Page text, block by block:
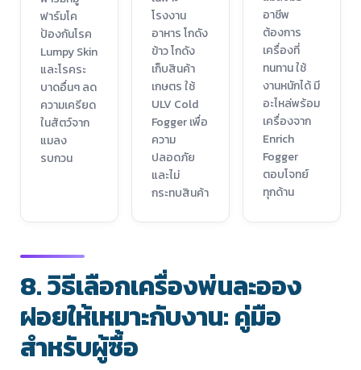
ฟาร์มโค
ป้องกันโรค
Lumpy Skin
และโรคระ
บาดอื่นๆ ลด
ความเครียด
ในสัตว์จาก
แมลง
รบกวน
โรงงาน
อาหาร โกดัง
ข้าว โกดัง
เก็บสินค้า
เกษตร ใช้
ULV Cold
Fogger เพื่อ
ความ
ปลอดภัย
และไม่
กระทบสินค้า
อาชีพ
ต้องการ
เครื่องที่
ทนทาน ใช้
งานหนักได้ มี
อะไหล่พร้อม
เครื่องจาก
Enrich
Fogger
ตอบโจทย์
ทุกด้าน
8. วิธีเลือกเครื่องพ่นละออง
ฝอยให้เหมาะกับงาน: คู่มือ
สำหรับผู้ซื้อ